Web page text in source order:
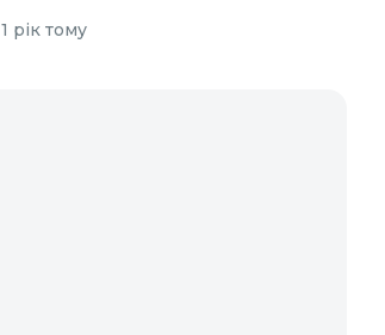
1 рік тому